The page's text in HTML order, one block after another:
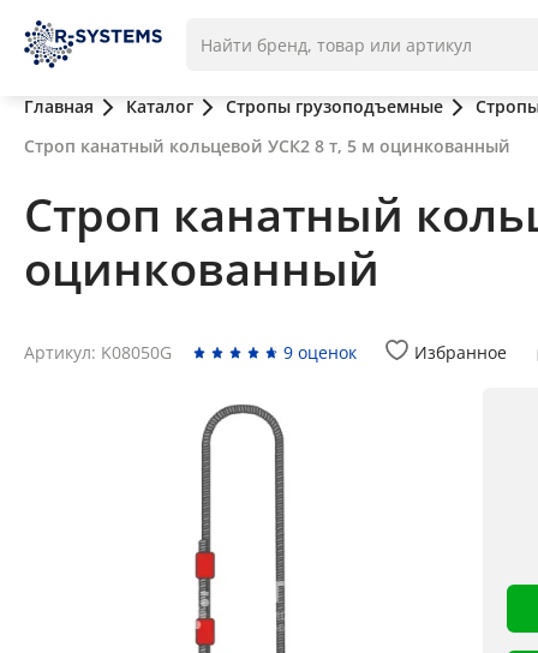
Главная Каталог Стропы грузоподъемные
Строп канатный кольцевой УСК2 8 т, 5 м оцинкованный
Строп канатный
оцинкованный
Артикул: K08050G 9 оценок Избранное